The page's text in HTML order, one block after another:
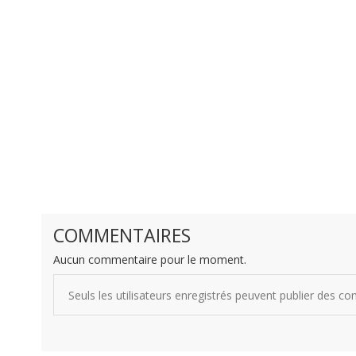
COMMENTAIRES
Aucun commentaire pour le moment.
Seuls les utilisateurs enregistrés peuvent publier des